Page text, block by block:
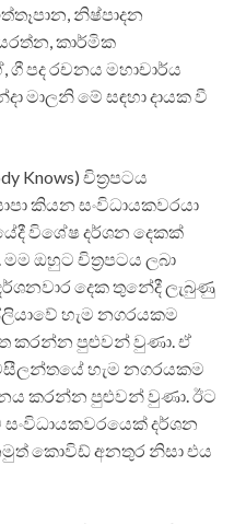
නිෂ්පාදන
කාර්මික
ගී පද රචනය මහාචාර්ය
මාලනි මේ සඳහා දායක වී
Knows) චිත්‍රපටය
කියන සංවිධායකවරයා
විශේෂ දර්ශන දෙකක්
ඔහුට චිත්‍රපටය ලබා
දෙක තුනේදී ලැබුණු
හැම නගරයකම
කරන්න පුළුවන් වුණා. ඒ
හැම නගරයකම
කරන්න පුළුවන් වුණා. ඊට
දර්ශන
කොවිඩ් අනතුර නිසා එය